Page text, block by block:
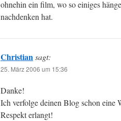
ohnehin ein film, wo so einiges
nachdenken hat.
Christiansagt:
25. März 2006 um 15:36
Danke!
Ich verfolge deinen Blog schon eine
Respekt erlangt!